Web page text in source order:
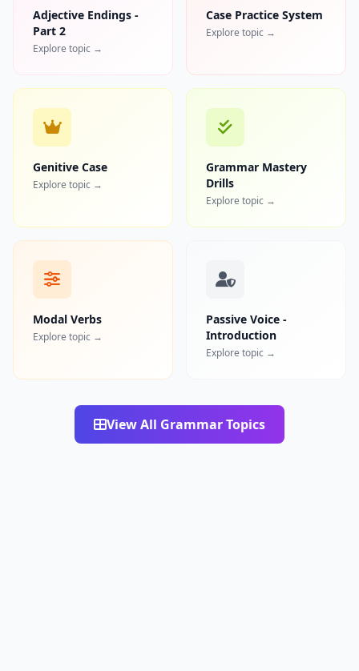
Adjective Endings -
Part 2
Explore topic →
Case Practice System
Explore topic →
Genitive Case
Explore topic →
Grammar Mastery
Drills
Explore topic →
Modal Verbs
Explore topic →
Passive Voice -
Introduction
Explore topic →
View All Grammar Topics